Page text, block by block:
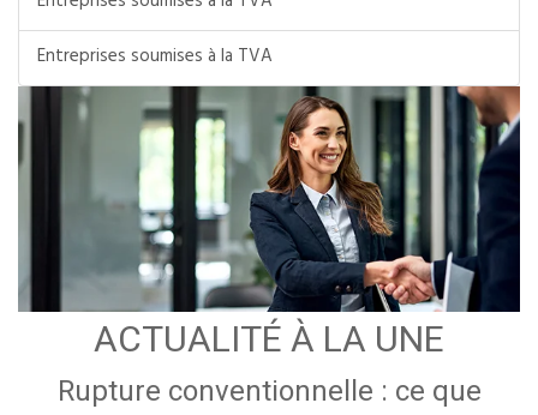
Entreprises soumises à la TVA
ACTUALITÉ À LA UNE
Rupture conventionnelle : ce que